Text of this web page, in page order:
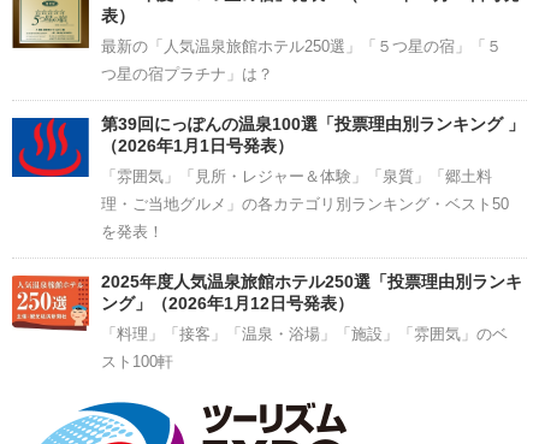
表）
最新の「人気温泉旅館ホテル250選」「５つ星の宿」「５
つ星の宿プラチナ」は？
第39回にっぽんの温泉100選「投票理由別ランキング 」
（2026年1月1日号発表）
「雰囲気」「見所・レジャー＆体験」「泉質」「郷土料
理・ご当地グルメ」の各カテゴリ別ランキング・ベスト50
を発表！
2025年度人気温泉旅館ホテル250選「投票理由別ランキ
ング」（2026年1月12日号発表）
「料理」「接客」「温泉・浴場」「施設」「雰囲気」のベ
スト100軒